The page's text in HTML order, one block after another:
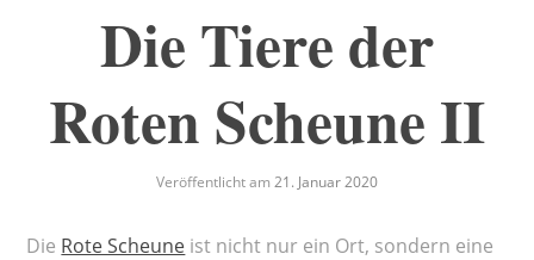
Die Tiere der
Roten Scheune II
Veröffentlicht am 21. Januar 2020
Die Rote Scheune ist nicht nur ein Ort, sondern eine